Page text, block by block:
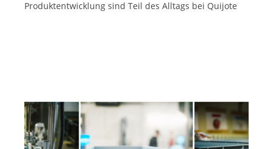
Produktentwicklung sind Teil des Alltags bei Quijote